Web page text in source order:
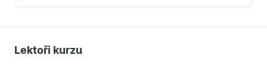
Lektoři kurzu